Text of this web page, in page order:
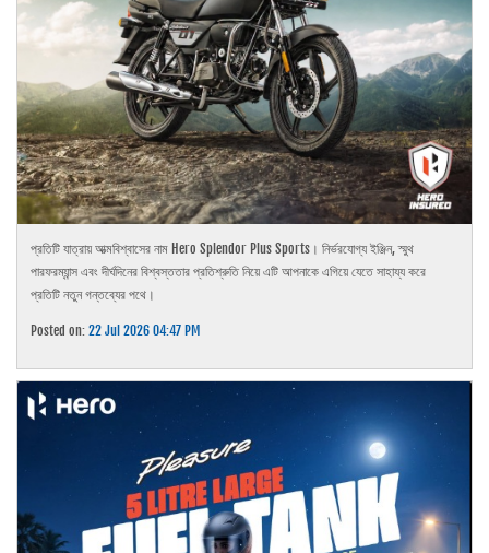
প্রতিটি যাত্রায় আত্মবিশ্বাসের নাম Hero Splendor Plus Sports। নির্ভরযোগ্য ইঞ্জিন, স্মুথ
পারফরম্যান্স এবং দীর্ঘদিনের বিশ্বস্ততার প্রতিশ্রুতি নিয়ে এটি আপনাকে এগিয়ে যেতে সাহায্য করে
প্রতিটি নতুন গন্তব্যের পথে।
Posted on:22 Jul 2026 04:47 PM